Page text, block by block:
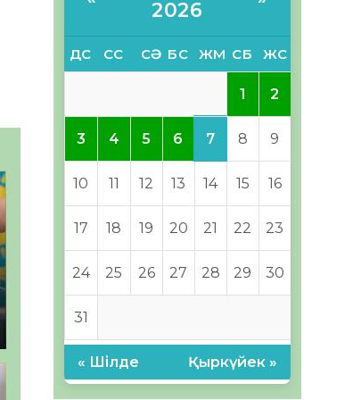
2026
ДС СС СӘ БС ЖМ СБ ЖС
1 2
3 4 5 6 7 8 9
10 11 12 13 14 15 16
17 18 19 20 21 22 23
24 25 26 27 28 29 30
31
« Шілде Қыркүйек »